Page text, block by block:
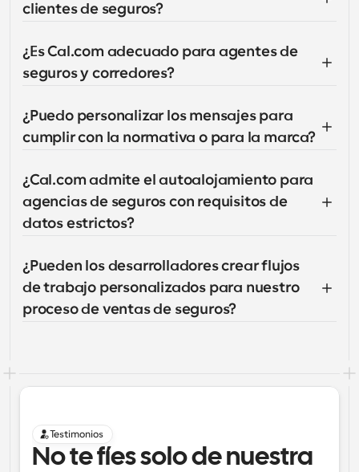
clientes de seguros?
¿Es Cal.com adecuado para agentes de
seguros y corredores?
¿Puedo personalizar los mensajes para
cumplir con la normativa o para la marca?
¿Cal.com admite el autoalojamiento para
agencias de seguros con requisitos de
datos estrictos?
¿Pueden los desarrolladores crear flujos
de trabajo personalizados para nuestro
proceso de ventas de seguros?
Testimonios
No te fíes solo de nuestra